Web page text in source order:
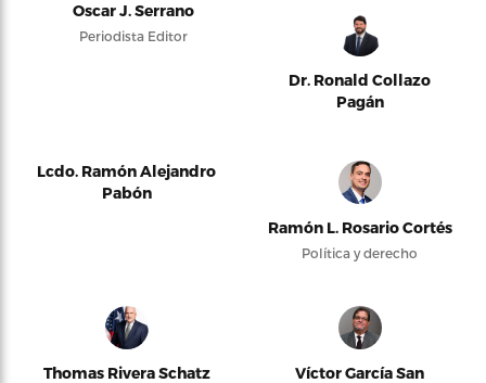
Oscar J. Serrano
Periodista Editor
Dr. Ronald Collazo
Pagán
Lcdo. Ramón Alejandro
Pabón
Ramón L. Rosario Cortés
Política y derecho
Thomas Rivera Schatz
Víctor García San